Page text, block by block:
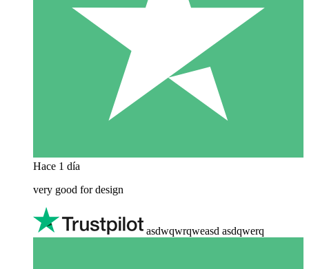
Hace 1 día
very good for design
asdwqwrqweasd asdqwerq